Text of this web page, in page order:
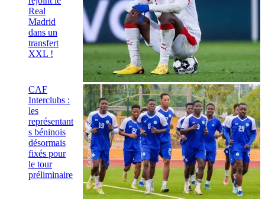
Real
Madrid
dans un
transfert
XXL !
CAF
Interclubs :
les
représentant
s béninois
désormais
fixés pour
le tour
préliminaire